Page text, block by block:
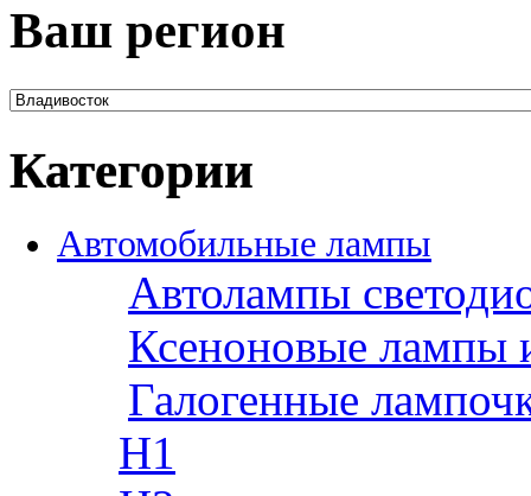
Ваш регион
Категории
Автомобильные лампы
Автолампы
Ксеноновые лампы
Галогенные
H1